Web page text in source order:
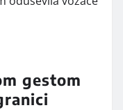
gestom